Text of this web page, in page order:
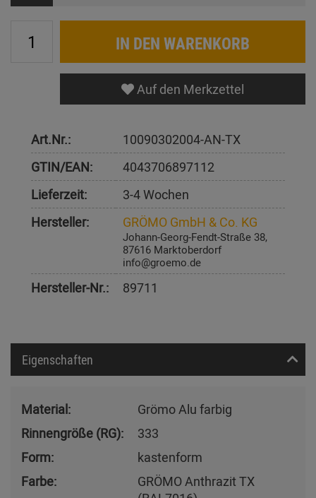
IN DEN WARENKORB
Auf den Merkzettel
Art.Nr.:
10090302004-AN-TX
GTIN/EAN:
4043706897112
Lieferzeit:
3-4 Wochen
Hersteller:
GRÖMO GmbH & Co. KG
Johann-Georg-Fendt-Straße 38,
87616 Marktoberdorf
info@groemo.de
Hersteller-Nr.: 89711
Eigenschaften
Material:
Grömo Alu farbig
Rinnengröße (RG):
333
Form:
kastenform
Farbe:
GRÖMO Anthrazit TX